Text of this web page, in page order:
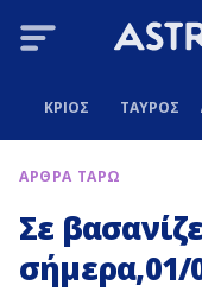
ΚΡΙΟΣ ΤΑΥΡΟΣ
ΑΡΘΡΑ ΤΑΡΩ
Σε
σήμερα,01/